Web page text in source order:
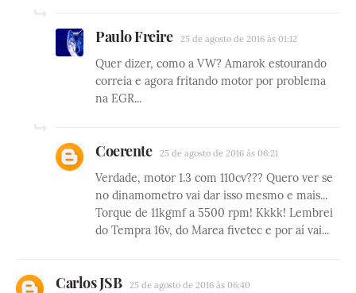
Paulo Freire 25 de agosto de 2016 às 01:12
Quer dizer, como a VW? Amarok estourando
correia e agora fritando motor por problema
na EGR...
Coerente 25 de agosto de 2016 às 06:21
Verdade, motor 1.3 com 110cv??? Quero ver se
no dinamometro vai dar isso mesmo e mais...
Torque de 11kgmf a 5500 rpm! Kkkk! Lembrei
do Tempra 16v, do Marea fivetec e por aí vai...
Carlos JSB 25 de agosto de 2016 às 06:40